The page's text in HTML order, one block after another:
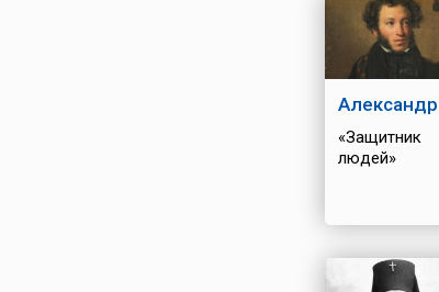
Александр
«Защитник
людей»